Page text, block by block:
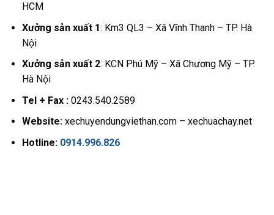
HCM
Xưởng sản xuất 1: Km3 QL3 – Xã Vĩnh Thanh – TP. Hà
Nội
Xưởng sản xuất 2: KCN Phú Mỹ – Xã Chương Mỹ – TP.
Hà Nội
Tel + Fax :0243.540.2589
Website:xechuyendungviethan.com – xechuachay.net
Hotline: 0914.996.826